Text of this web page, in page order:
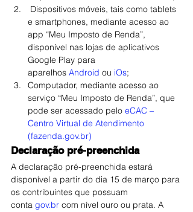
Dispositivos móveis, tais como tablets
e smartphones, mediante acesso ao
app “Meu Imposto de Renda”,
disponível nas lojas de aplicativos
Google Play para
aparelhos Android ou iOs;
Computador, mediante acesso ao
serviço “Meu Imposto de Renda”, que
pode ser acessado pelo eCAC –
Centro Virtual de Atendimento
(fazenda.gov.br)
Declaração pré-preenchida
A declaração pré-preenchida estará
disponível a partir do dia 15 de março para
os contribuintes que possuam
conta gov.br com nível ouro ou prata. A